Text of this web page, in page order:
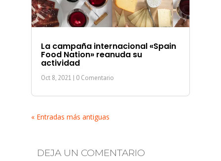
La campaña internacional «Spain
Food Nation» reanuda su
actividad
Oct 8, 2021 | 0 Comentario
« Entradas más antiguas
DEJA UN COMENTARIO